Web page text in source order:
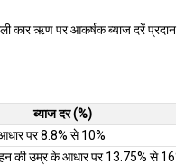
कार ऋण पर आकर्षक ब्याज दरें प्रदान
ब्याज दर (%)
पर 8.8% से 10%
की उम्र के आधार पर 13.75% से 16%